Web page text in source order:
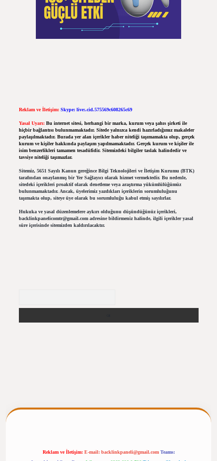
Reklam ve İletişim: Skype: live:.cid.575569c608265c69
Yasal Uyarı: Bu internet sitesi, herhangi bir marka, kurum veya şahıs şirketi ile
hiçbir bağlantısı bulunmamaktadır. Sitede yalnızca kendi hazırladığımız makaleler
paylaşılmaktadır. Burada yer alan içerikler haber niteliği taşımamakta olup, gerçek
kurum ve kişiler hakkında paylaşım yapılmamaktadır. Gerçek kurum ve kişiler ile
isim benzerlikleri tamamen tesadüfidir. Sitemizdeki bilgiler taslak halindedir ve
tavsiye niteliği taşımazlar.
Sitemiz, 5651 Sayılı Kanun gereğince Bilgi Teknolojileri ve İletişim Kurumu (BTK)
tarafından onaylanmış bir Yer Sağlayıcı olarak hizmet vermektedir. Bu nedenle,
sitedeki içerikleri proaktif olarak denetleme veya araştırma yükümlülüğümüz
bulunmamaktadır. Ancak, üyelerimiz yazdıkları içeriklerin sorumluluğunu
taşımakta olup, siteye üye olarak bu sorumluluğu kabul etmiş sayılırlar.
Hukuka ve yasal düzenlemelere aykırı olduğunu düşündüğünüz içerikleri,
backlinkpanelicomtr@gmail.comadresine bildirmeniz halinde, ilgili içerikler yasal
süre içerisinde sitemizden kaldırılacaktır.
Reklam ve İletişim: E-mail: backlinkpaneli@gmail.com Teams: